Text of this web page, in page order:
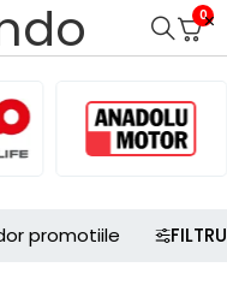
0
FILTRU
promotiile